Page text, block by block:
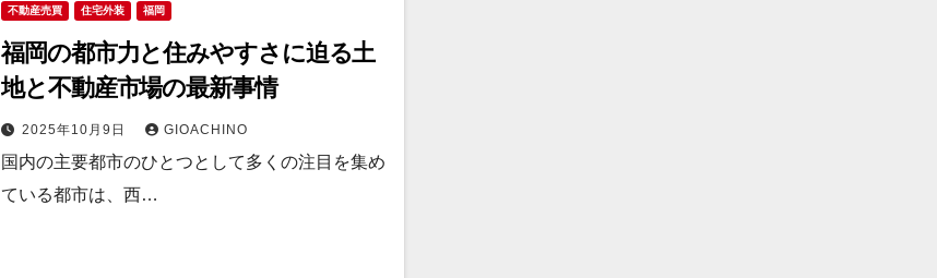
不動産売買 住宅外装 福岡
福岡の都市力と住みやすさに迫る土
地と不動産市場の最新事情
2025年10月9日 GIOACHINO
国内の主要都市のひとつとして多くの注目を集め
ている都市は、西…